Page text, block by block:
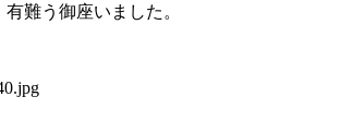
難う御座いました。